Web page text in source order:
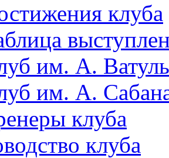
клуба
им. А.
им. А.
клуба
клуба